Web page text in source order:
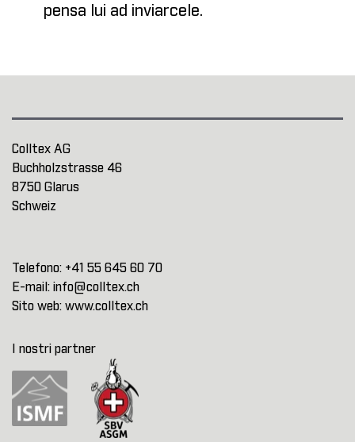
pensa lui ad inviarcele.
Colltex AG
Buchholzstrasse 46
8750 Glarus
Schweiz
Telefono: +41 55 645 60 70
E-mail: info@colltex.ch
Sito web: www.colltex.ch
I nostri partner